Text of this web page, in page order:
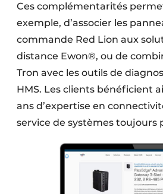
Ces complémentarités
exemple, d’associer les
commande Red Lion aux
distance Ewon®, ou de
Tron avec les outils de
HMS. Les clients bénéficient
ans d’expertise en
service de systèmes toujours